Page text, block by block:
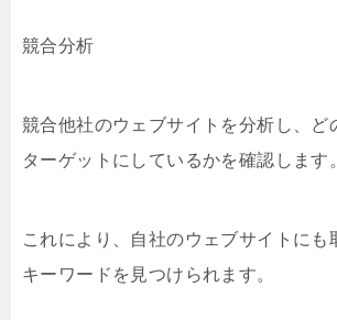
競合分析
競合他社のウェブサイトを分析し、ど
ターゲットにしているかを確認します。
これにより、自社のウェブサイトにも
キーワードを見つけられます。